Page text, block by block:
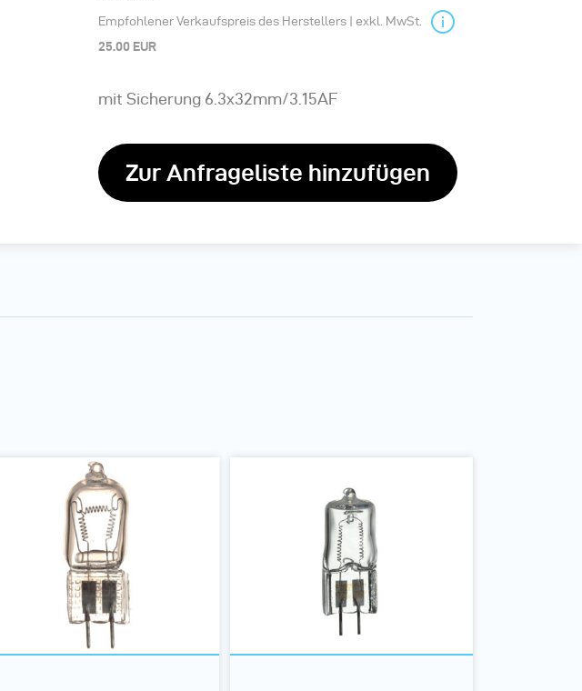
Empfohlener Verkaufspreis des Herstellers | exkl. MwSt.
25.00 EUR
mit Sicherung 6.3x32mm/3.15AF
Zur Anfrageliste hinzufügen